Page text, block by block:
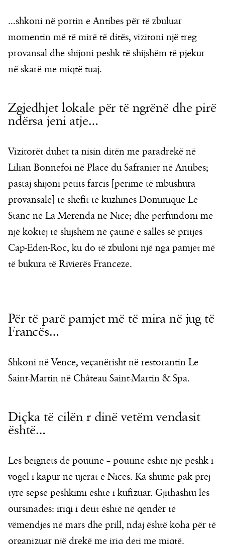
…shkoni në portin e Antibes për të zbuluar
momentin më të mirë të ditës, vizitoni një treg
provansal dhe shijoni peshk të shijshëm të pjekur
në skarë me miqtë tuaj.
Zgjedhjet lokale për të ngrënë dhe pirë
ndërsa jeni atje…
Vizitorët duhet ta nisin ditën me paradrekë në
Lilian Bonnefoi në Place du Safranier në Antibes;
pastaj shijoni petits farcis [perime të mbushura
provansale] të shefit të kuzhinës Dominique Le
Stanc në La Merenda në Nice; dhe përfundoni me
një koktej të shijshëm në çatinë e sallës së pritjes
Cap-Eden-Roc, ku do të zbuloni një nga pamjet më
të bukura të Rivierës Franceze.
Për të parë pamjet më të mira në jug të
Francës…
Shkoni në Vence, veçanërisht në restorantin Le
Saint-Martin në Château Saint-Martin & Spa.
Diçka të cilën r dinë vetëm vendasit
është…
Les beignets de poutine – poutine është një peshk i
vogël i kapur në ujërat e Nicës. Ka shumë pak prej
tyre sepse peshkimi është i kufizuar. Gjithashtu les
oursinades: iriqi i detit është në qendër të
vëmendjes në mars dhe prill, ndaj është koha për të
organizuar një drekë me iriq deti me miqtë.